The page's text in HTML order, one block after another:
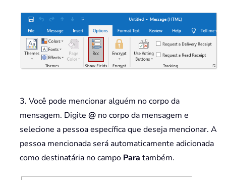
3. Você pode mencionar alguém no corpo da
mensagem. Digite @ no corpo da mensagem e
selecione a pessoa específica que deseja mencionar. A
pessoa mencionada será automaticamente adicionada
como destinatária no campo Para também.